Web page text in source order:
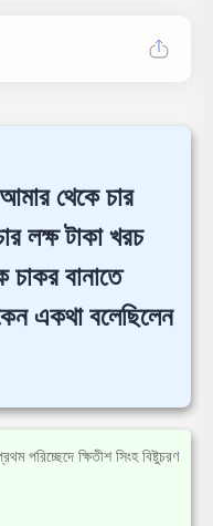
থেকে চার
লক্ষ টাকা খরচ
বানাতে
একথা বলেছিলেন
পরিচ্ছেদে ক্ষিতীশ সিংহ বিষ্টুচরণ